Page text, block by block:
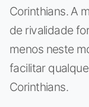
Corinthians. A
de rivalidade
menos neste
facilitar
Corinthians.